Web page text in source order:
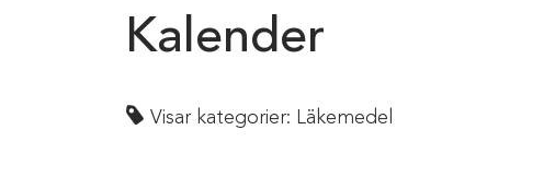
Kalender
Visar kategorier: Läkemedel